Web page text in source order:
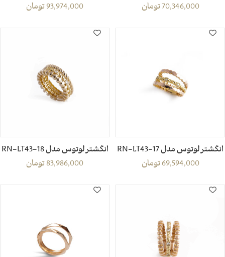
70,346,000تومان
93,974,000تومان
انگشتر لوتوس مدل RN-LT43-17
69,594,000تومان
انگشتر لوتوس مدل RN-LT43-18
83,986,000تومان